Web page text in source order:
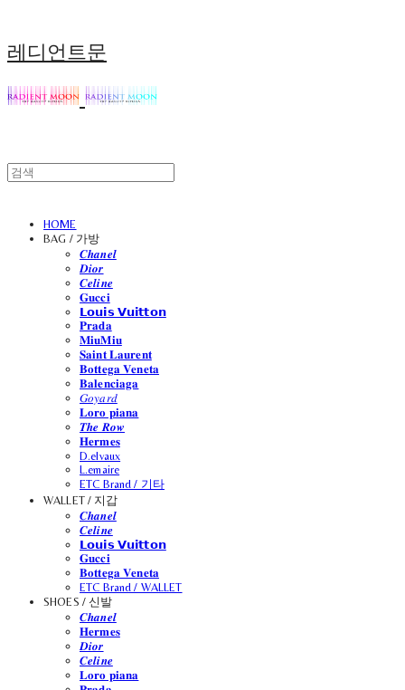
레디언트문
HOME
BAG / 가방
𝑪𝒉𝒂𝒏𝒆𝒍
𝑫𝒊𝒐𝒓
𝑪𝒆𝒍𝒊𝒏𝒆
𝐆𝐮𝐜𝐜𝐢
𝗟𝗼𝘂𝗶𝘀 𝗩𝘂𝗶𝘁𝘁𝗼𝗻
𝐏𝐫𝐚𝐝𝐚
𝐌𝐢𝐮𝐌𝐢𝐮
𝐒𝐚𝐢𝐧𝐭 𝐋𝐚𝐮𝐫𝐞𝐧𝐭
𝐁𝐨𝐭𝐭𝐞𝐠𝐚 𝐕𝐞𝐧𝐞𝐭𝐚
𝐁𝐚𝐥𝐞𝐧𝐜𝐢𝐚𝐠𝐚
𝐺𝑜𝑦𝑎𝑟𝑑
𝐋𝐨𝐫𝐨 𝐩𝐢𝐚𝐧𝐚
𝑻𝒉𝒆 𝑹𝒐𝒘
𝐇𝐞𝐫𝐦𝐞𝐬
D.elvaux
L.emaire
ETC Brand / 기타
WALLET / 지갑
𝑪𝒉𝒂𝒏𝒆𝒍
𝑪𝒆𝒍𝒊𝒏𝒆
𝗟𝗼𝘂𝗶𝘀 𝗩𝘂𝗶𝘁𝘁𝗼𝗻
𝐆𝐮𝐜𝐜𝐢
𝐁𝐨𝐭𝐭𝐞𝐠𝐚 𝐕𝐞𝐧𝐞𝐭𝐚
ETC Brand / WALLET
SHOES / 신발
𝑪𝒉𝒂𝒏𝒆𝒍
𝐇𝐞𝐫𝐦𝐞𝐬
𝑫𝒊𝒐𝒓
𝑪𝒆𝒍𝒊𝒏𝒆
𝐋𝐨𝐫𝐨 𝐩𝐢𝐚𝐧𝐚